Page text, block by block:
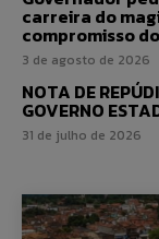
carreira do
compromisso
3 de agosto de 2026
NOTA DE
GOVERNO
31 de julho de 2026